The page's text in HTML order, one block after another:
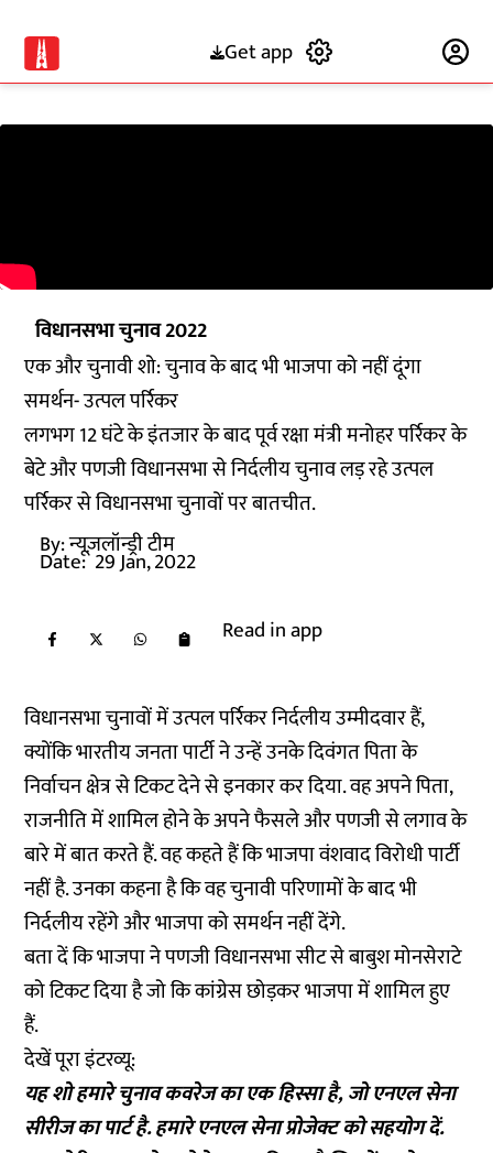
Get app
विधानसभा चुनाव 2022
एक और चुनावी शो: चुनाव के बाद भी भाजपा को नहीं दूंगा
समर्थन- उत्पल पर्रिकर
लगभग 12 घंटे के इंतजार के बाद पूर्व रक्षा मंत्री मनोहर पर्रिकर के
बेटे और पणजी विधानसभा से निर्दलीय चुनाव लड़ रहे उत्पल
पर्रिकर से विधानसभा चुनावों पर बातचीत.
By:न्यूज़लॉन्ड्री टीम
Date: 29 Jan, 2022
Read in app
विधानसभा चुनावों में उत्पल पर्रिकर निर्दलीय उम्मीदवार हैं,
क्योंकि भारतीय जनता पार्टी ने उन्हें उनके दिवंगत पिता के
निर्वाचन क्षेत्र से टिकट देने से इनकार कर दिया. वह अपने पिता,
राजनीति में शामिल होने के अपने फैसले और पणजी से लगाव के
बारे में बात करते हैं. वह कहते हैं कि भाजपा वंशवाद विरोधी पार्टी
नहीं है. उनका कहना है कि वह चुनावी परिणामों के बाद भी
निर्दलीय रहेंगे और भाजपा को समर्थन नहीं देंगे.
बता दें कि भाजपा ने पणजी विधानसभा सीट से बाबुश मोनसेराटे
को टिकट दिया है जो कि कांग्रेस छोड़कर भाजपा में शामिल हुए
हैं.
देखें पूरा इंटरव्यू:
यह शो हमारे चुनाव कवरेज का एक हिस्सा है, जो एनएल सेना
सीरीज का पार्ट है. हमारे एनएल सेना प्रोजेक्ट कोसहयोगदें.